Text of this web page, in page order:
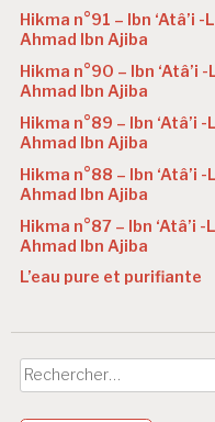
Hikma n°91 – Ibn
Ahmad Ibn Ajiba
Hikma n°90 – Ibn
Ahmad Ibn Ajiba
Hikma n°89 – Ibn
Ahmad Ibn Ajiba
Hikma n°88 – Ibn
Ahmad Ibn Ajiba
Hikma n°87 – Ibn
Ahmad Ibn Ajiba
L’eau pure et purifiante
Rechercher :